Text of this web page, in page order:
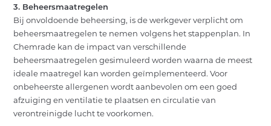
3. Beheersmaatregelen
Bij onvoldoende beheersing, is de werkgever verplicht om
beheersmaatregelen te nemen volgens het stappenplan. In
Chemrade kan de impact van verschillende
beheersmaatregelen gesimuleerd worden waarna de meest
ideale maatregel kan worden geïmplementeerd. Voor
onbeheerste allergenen wordt aanbevolen om een goed
afzuiging en ventilatie te plaatsen en circulatie van
verontreinigde lucht te voorkomen.